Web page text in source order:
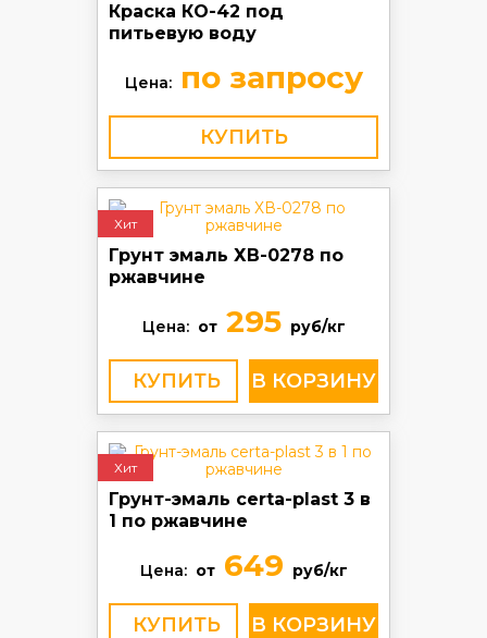
Краска КО-42 под
питьевую воду
Цена:по запросу
КУПИТЬ
Хит
Грунт эмаль ХВ-0278 по
ржавчине
Цена: от295 руб/кг
КУПИТЬ
Хит
Грунт-эмаль certa-plast 3 в
1 по ржавчине
Цена: от649 руб/кг
КУПИТЬ